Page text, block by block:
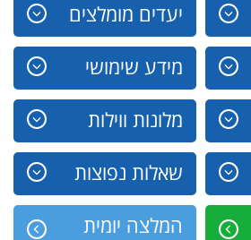
יעדים מומלצים
מידע שימושי
מלונות ווילות
שאלות נפוצות
המלצה יומית